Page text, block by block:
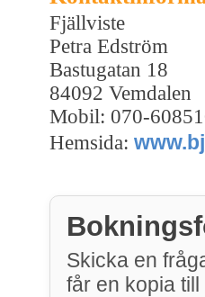
Fjällviste
Petra Edström
Bastugatan 18
84092 Vemdalen
Mobil: 070-
Hemsida:
Skicka en
får en kopia